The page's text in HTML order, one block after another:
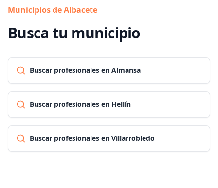
Municipios de Albacete
Busca tu municipio
Buscar profesionales en Almansa
Buscar profesionales en Hellín
Buscar profesionales en Villarrobledo